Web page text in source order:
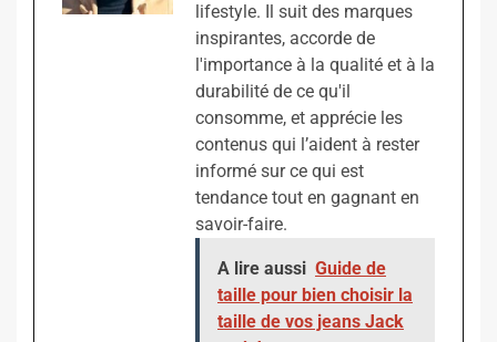
lifestyle. Il suit des marques
inspirantes, accorde de
l'importance à la qualité et à la
durabilité de ce qu'il
consomme, et apprécie les
contenus qui l’aident à rester
informé sur ce qui est
tendance tout en gagnant en
savoir-faire.
A lire aussi Guide de
taille pour bien choisir la
taille de vos jeans Jack